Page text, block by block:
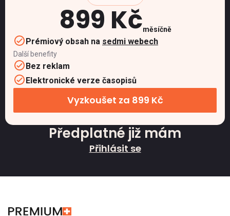
899 Kčměsíčně
Prémiový obsah na sedmi webech
Další benefity
Bez reklam
Elektronické verze časopisů
Vyzkoušet za 899 Kč
Předplatné již mám
Přihlásit se